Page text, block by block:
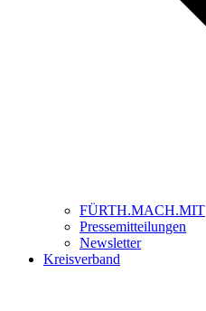
FÜRTH.MACH.MIT
Pressemitteilungen
Newsletter
Kreisverband